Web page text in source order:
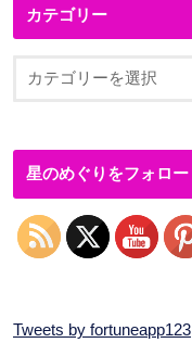
カテゴリー
星のめぐりをフォロー
Tweets by fortuneapp123